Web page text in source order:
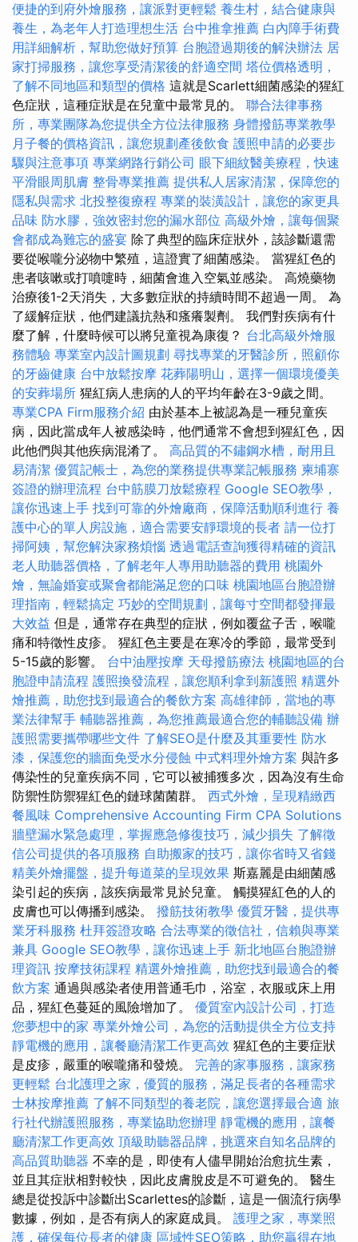
便捷的到府外燴服務，讓派對更輕鬆 養生村，結合健康與
養生，為老年人打造理想生活 台中推拿推薦 白內障手術費
用詳細解析，幫助您做好預算 台胞證過期後的解決辦法 居
家打掃服務，讓您享受清潔後的舒適空間 塔位價格透明，
了解不同地區和類型的價格 這就是Scarlett細菌感染的猩紅
色症狀，這種症狀是在兒童中最常見的。 聯合法律事務
所，專業團隊為您提供全方位法律服務 身體撥筋專業教學
月子餐的價格資訊，讓您規劃產後飲食 護照申請的必要步
驟與注意事項 專業網路行銷公司 眼下細紋醫美療程，快速
平滑眼周肌膚 整骨專業推薦 提供私人居家清潔，保障您的
隱私與需求 北投整復療程 專業的裝潢設計，讓您的家更具
品味 防水膠，強效密封您的漏水部位 高級外燴，讓每個聚
會都成為難忘的盛宴 除了典型的臨床症狀外，該診斷還需
要從喉嚨分泌物中繁殖，這證實了細菌感染。 當猩紅色的
患者咳嗽或打噴嚏時，細菌會進入空氣並感染。 高燒藥物
治療後1-2天消失，大多數症狀的持續時間不超過一周。 為
了緩解症狀，他們建議抗熱和瘙癢製劑。 我們對疾病有什
麼了解，什麼時候可以將兒童視為康復？ 台北高級外燴服
務體驗 專業室內設計圖規劃 尋找專業的牙醫診所，照顧你
的牙齒健康 台中放鬆按摩 花葬陽明山，選擇一個環境優美
的安葬場所 猩紅病人患病的人的平均年齡在3-9歲之間。
專業CPA Firm服務介紹 由於基本上被認為是一種兒童疾
病，因此當成年人被感染時，他們通常不會想到猩紅色，因
此他們與其他疾病混淆了。 高品質的不鏽鋼水槽，耐用且
易清潔 優質記帳士，為您的業務提供專業記帳服務 柬埔寨
簽證的辦理流程 台中筋膜刀放鬆療程 Google SEO教學，
讓你迅速上手 找到可靠的外燴廠商，保障活動順利進行 養
護中心的單人房設施，適合需要安靜環境的長者 請一位打
掃阿姨，幫您解決家務煩惱 透過電話查詢獲得精確的資訊
老人助聽器價格，了解老年人專用助聽器的費用 桃園外
燴，無論婚宴或聚會都能滿足您的口味 桃園地區台胞證辦
理指南，輕鬆搞定 巧妙的空間規劃，讓每寸空間都發揮最
大效益 但是，通常存在典型的症狀，例如覆盆子舌，喉嚨
痛和特徵性皮疹。 猩紅色主要是在寒冷的季節，最常受到
5-15歲的影響。 台中油壓按摩 天母撥筋療法 桃園地區的台
胞證申請流程 護照換發流程，讓您順利拿到新護照 精選外
燴推薦，助您找到最適合的餐飲方案 高雄律師，當地的專
業法律幫手 輔聽器推薦，為您推薦最適合您的輔聽設備 辦
護照需要攜帶哪些文件 了解SEO是什麼及其重要性 防水
漆，保護您的牆面免受水分侵蝕 中式料理外燴方案 與許多
傳染性的兒童疾病不同，它可以被捕獲多次，因為沒有生命
防禦性防禦猩紅色的鏈球菌菌群。 西式外燴，呈現精緻西
餐風味 Comprehensive Accounting Firm CPA Solutions
牆壁漏水緊急處理，掌握應急修復技巧，減少損失 了解徵
信公司提供的各項服務 自助搬家的技巧，讓你省時又省錢
精美外燴擺盤，提升每道菜的呈現效果 斯嘉麗是由細菌感
染引起的疾病，該疾病最常見於兒童。 觸摸猩紅色的人的
皮膚也可以傳播到感染。 撥筋技術教學 優質牙醫，提供專
業牙科服務 杜拜簽證攻略 合法專業的徵信社，信賴與專業
兼具 Google SEO教學，讓你迅速上手 新北地區台胞證辦
理資訊 按摩技術課程 精選外燴推薦，助您找到最適合的餐
飲方案 通過與感染者使用普通毛巾，浴室，衣服或床上用
品，猩紅色蔓延的風險增加了。 優質室內設計公司，打造
您夢想中的家 專業外燴公司，為您的活動提供全方位支持
靜電機的應用，讓餐廳清潔工作更高效 猩紅色的主要症狀
是皮疹，嚴重的喉嚨痛和發燒。 完善的家事服務，讓家務
更輕鬆 台北護理之家，優質的服務，滿足長者的各種需求
士林按摩推薦 了解不同類型的養老院，讓您選擇最合適 旅
行社代辦護照服務，專業協助您辦理 靜電機的應用，讓餐
廳清潔工作更高效 頂級助聽器品牌，挑選來自知名品牌的
高品質助聽器 不幸的是，即使有人儘早開始治愈抗生素，
並且其症狀相對較快，因此皮膚脫皮是不可避免的。 醫生
總是從投訴中診斷出Scarlettes的診斷，這是一個流行病學
數據，例如，是否有病人的家庭成員。 護理之家，專業照
護，確保每位長者的健康 區域性SEO策略，助您贏得在地